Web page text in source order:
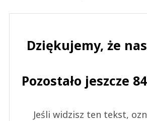
Dziękujemy, że
Pozostało jeszcze
Jeśli widzisz ten tekst,